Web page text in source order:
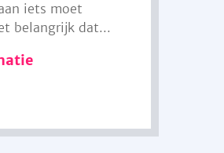
iets moet
belangrijk dat...